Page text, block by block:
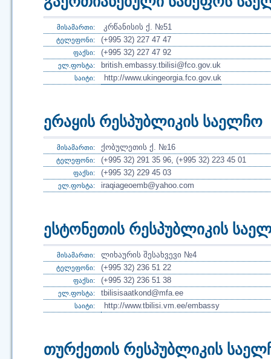
მისამართი: კრწანისის ქ. №51
ტელეფონი: (+995 32) 227 47 47
ფაქსი: (+995 32) 227 47 92
ელ.ფოსტა: british.embassy.tbilisi@fco.gov.uk
საიტი: http://www.ukingeorgia.fco.gov.uk
ერაყის რესპუბლიკის საელჩო
მისამართი: ქობულეთის ქ. №16
ტელეფონი: (+995 32) 291 35 96, (+995 32) 223 45 01
ფაქსი: (+995 32) 229 45 03
ელ.ფოსტა: iraqiageoemb@yahoo.com
ესტონეთის რესპუბლიკის
მისამართი: ლიხაურის შესახვევი №4
ტელეფონი: (+995 32) 236 51 22
ფაქსი: (+995 32) 236 51 38
ელ.ფოსტა: tbilisisaatkond@mfa.ee
საიტი: http://www.tbilisi.vm.ee/embassy
თურქეთის რესპუბლიკის